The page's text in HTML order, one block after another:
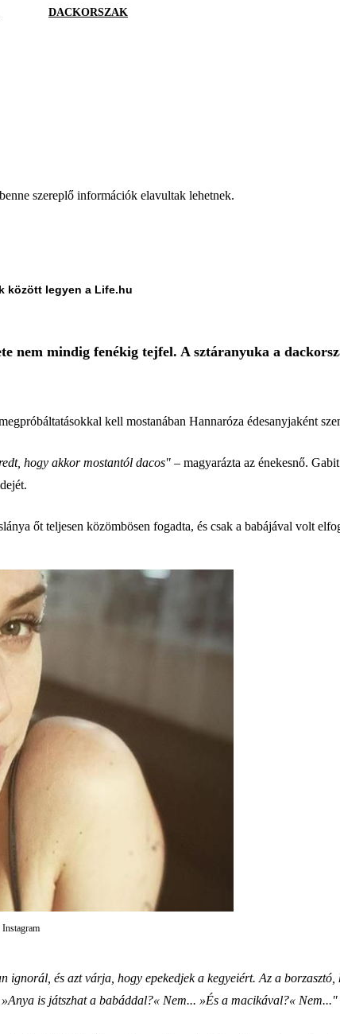
DACKORSZAK
szereplő információk elavultak lehetnek.
között legyen a Life.hu
nem mindig fenékig tejfel. A sztáranyuka a
kell mostanában Hannaróza édesanyjaként
hogy akkor mostantól dacos" – magyarázta az énekesnő.
őt teljesen közömbösen fogadta, és csak a babájával volt
ignorál, és azt várja, hogy epekedjek a kegyeiért. Az a
is játszhat a babáddal?« Nem... »És a macikával?« Nem..."